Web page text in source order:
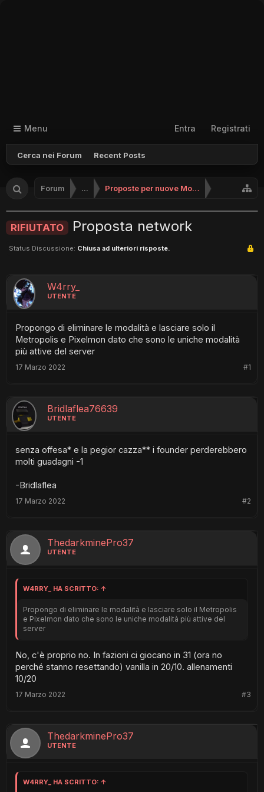
Menu
Cerca nei Forum Recent Posts
Entra Registrati
Forum ... Proposte per nuove Modalità
RIFIUTATO Proposta network
Status Discussione: Chiusa ad ulteriori risposte.
W4rry_
UTENTE
Propongo di eliminare le modalità e lasciare solo il
Metropolis e Pixelmon dato che sono le uniche modalità
più attive del server
#1
17 Marzo 2022
Bridlaflea76639
UTENTE
senza offesa* e la pegior cazza** i founder perderebbero
molti guadagni -1
-Bridlaflea
#2
17 Marzo 2022
ThedarkminePro37
UTENTE
W4RRY_ HA SCRITTO: ↑
Propongo di eliminare le modalità e lasciare solo il Metropolis
e Pixelmon dato che sono le uniche modalità più attive del
server
No, c'è proprio no. In fazioni ci giocano in 31 (ora no
perché stanno resettando) vanilla in 20/10. allenamenti
10/20
#3
17 Marzo 2022
ThedarkminePro37
UTENTE
W4RRY_ HA SCRITTO: ↑